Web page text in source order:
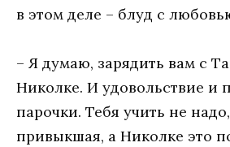
в этом деле – блуд с
– Я думаю, зарядить вам с
Николке. И удовольствие и
парочки. Тебя учить не
привыкшая, а Николке это